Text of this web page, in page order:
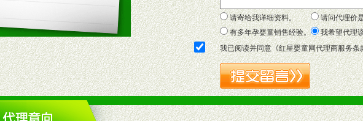
：累计进货奖励，年终完成任务返利。
：营销全程跟踪服务，提供企划、咨询、培训等企业售后服务。
诚信为本的退换货保障制度，使经销商市场操作全程无忧。
品经销网络，营养品或保健食品相关渠道者。
及经营理念，有良好的商业道德，良好的商誉，良好的市场网络的公司及销售自然人。
最低渠道价格，统一最低零售价销售，保证良性的价格体系，保证均衡的利润体系。
请寄给我详细资料。
请问代理价
有多年孕婴童销售经验。
我希望代理
我已阅读并同意《红星婴童网代理商服务条